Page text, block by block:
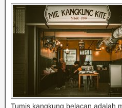
Tumis kangkung belacan adalah